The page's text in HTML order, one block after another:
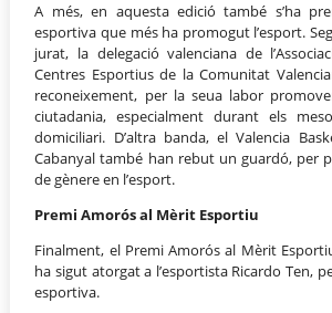
A més, en aquesta edició també s’ha
esportiva que més ha promogut l’esport.
jurat, la delegació valenciana de
Centres Esportius de la Comunitat
reconeixement, per la seua labor
ciutadania, especialment durant els
domiciliari. D’altra banda, el Valencia
Cabanyal també han rebut un guardó, per
de gènere en l’esport.
Premi Amorós al Mèrit Esportiu
Finalment, el Premi Amorós al Mèrit
ha sigut atorgat a l’esportista Ricardo Ten,
esportiva.